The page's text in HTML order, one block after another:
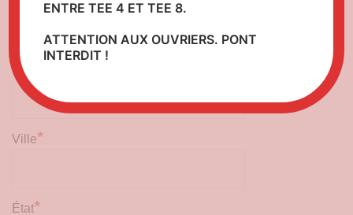
Complément d’adresse
Ville*
État*
ENTRE TEE 4 ET TEE 8.
ATTENTION AUX OUVRIERS. PONT
INTERDIT !